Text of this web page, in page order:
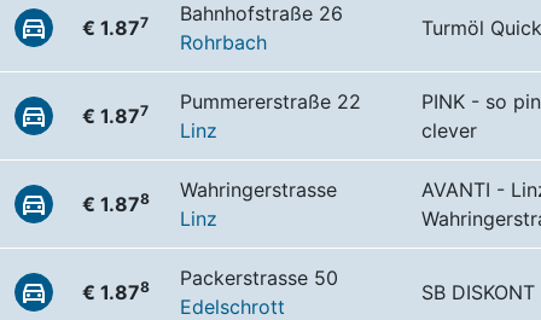
€ 1.877
Bahnhofstraße 26
Rohrbach
Turmöl Quick
€ 1.877
Pummererstraße 22
Linz
PINK - so
clever
€ 1.878
Wahringerstrasse
Linz
AVANTI -
€ 1.878
Packerstrasse 50
Edelschrott
SB